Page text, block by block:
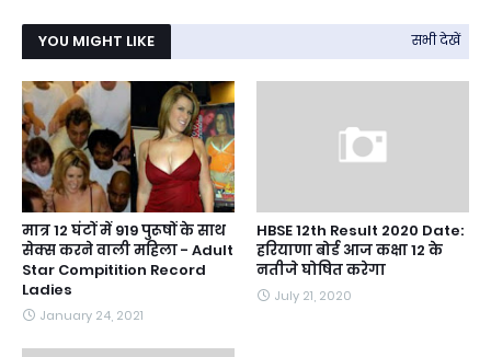
YOU MIGHT LIKE सभी देखें
मात्र 12 घंटों में 919 पुरूषों के साथ
सेक्स करने वाली महिला - Adult
Star Compitition Record
Ladies
January 24, 2021
HBSE 12th Result 2020 Date:
हरियाणा बोर्ड आज कक्षा 12 के
नतीजे घोषित करेगा
July 21, 2020